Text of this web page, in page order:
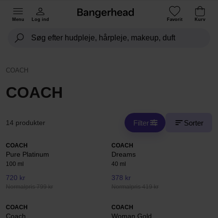
Menu Log ind Favorit Kurv
COACH
COACH
14 produkter Filter Sorter
COACH
Pure Platinum
100 ml
720 kr
Normalpris 799 kr
COACH
Dreams
40 ml
378 kr
Normalpris 419 kr
COACH
Coach
COACH
Woman Gold